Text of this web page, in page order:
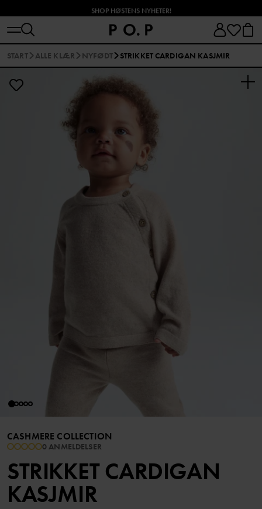
SHOP HØSTENS NYHETER!
START ALLE KLÆR NYFØDT STRIKKET CARDIGAN KASJMIR
CASHMERE COLLECTION
0 ANMELDELSER
STRIKKET CARDIGAN
KASJMIR